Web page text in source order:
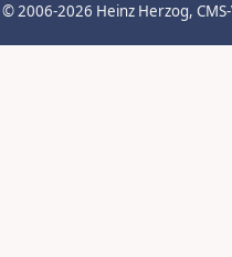
© 2006-2026 Heinz Herzog,